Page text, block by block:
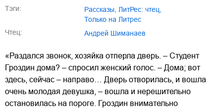
Тэги:
рассказы ЛитРес: чтец
только на Литрес
Чтец:
Андрей Шиманаев
«Раздался звонок, хозяйка отперла дверь. – Студент
Гроздин дома? – спросил женский голос. – Дома; вот
здесь, сейчас – направо… Дверь отворилась, и вошла
очень молодая девушка, – вошла и нерешительно
остановилась на пороге. Гроздин внимательно